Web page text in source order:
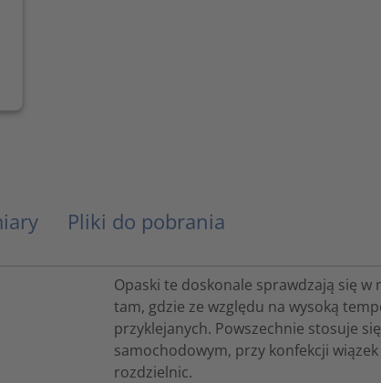
Pliki do pobrania
Opaski te doskonale sprawdzają się
tam, gdzie ze względu na wysoką
przyklejanych. Powszechnie stosuje
samochodowym, przy konfekcji
rozdzielnic.